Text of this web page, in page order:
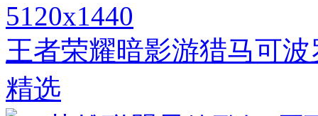
5120x1440
王者荣耀暗影游猎马可
精选